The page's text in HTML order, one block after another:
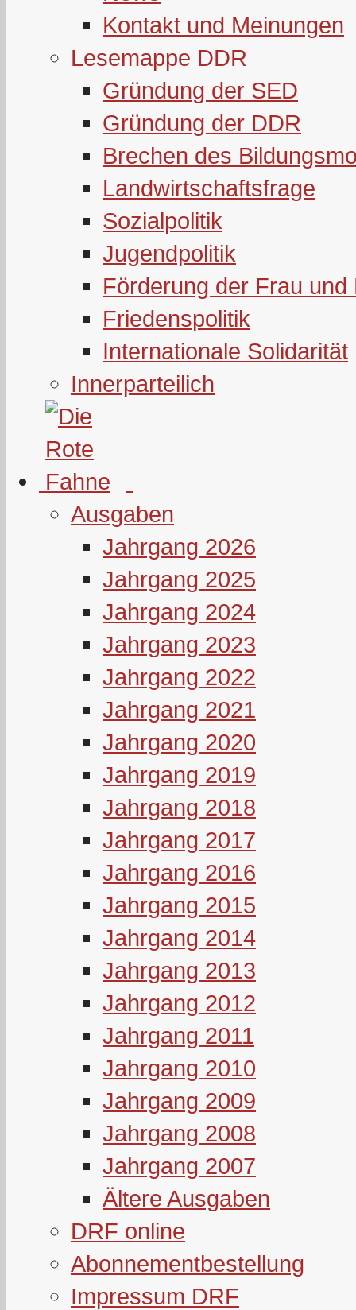
Kontakt und Meinungen
Lesemappe DDR
Gründung der SED
Gründung der DDR
Brechen des
Landwirtschaftsfrage
Sozialpolitik
Jugendpolitik
Förderung der Frau und
Friedenspolitik
Internationale Solidarität
Innerparteilich
Ausgaben
Jahrgang 2026
Jahrgang 2025
Jahrgang 2024
Jahrgang 2023
Jahrgang 2022
Jahrgang 2021
Jahrgang 2020
Jahrgang 2019
Jahrgang 2018
Jahrgang 2017
Jahrgang 2016
Jahrgang 2015
Jahrgang 2014
Jahrgang 2013
Jahrgang 2012
Jahrgang 2011
Jahrgang 2010
Jahrgang 2009
Jahrgang 2008
Jahrgang 2007
Ältere Ausgaben
DRF online
Abonnementbestellung
Impressum DRF